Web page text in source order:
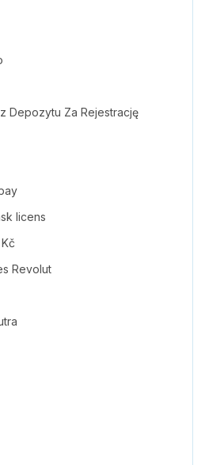
Depozytu Za Rejestrację
licens
Revolut